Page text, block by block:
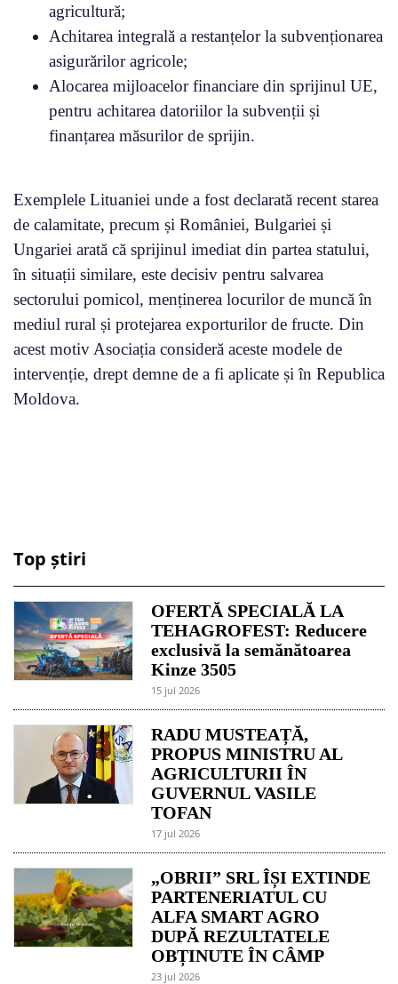
agricultură;
Achitarea integrală a restanțelor la subvenționarea
asigurărilor agricole;
Alocarea mijloacelor financiare din sprijinul UE,
pentru achitarea datoriilor la subvenții și
finanțarea măsurilor de sprijin.
Exemplele Lituaniei unde a fost declarată recent starea
de calamitate, precum și României, Bulgariei și
Ungariei arată că sprijinul imediat din partea statului,
în situații similare, este decisiv pentru salvarea
sectorului pomicol, menținerea locurilor de muncă în
mediul rural și protejarea exporturilor de fructe. Din
acest motiv Asociația consideră aceste modele de
intervenție, drept demne de a fi aplicate și în Republica
Moldova.
Top știri
OFERTĂ SPECIALĂ LA
TEHAGROFEST: Reducere
exclusivă la semănătoarea
Kinze 3505
15 jul 2026
RADU MUSTEAȚĂ,
PROPUS MINISTRU AL
AGRICULTURII ÎN
GUVERNUL VASILE
TOFAN
17 jul 2026
„OBRII” SRL ÎȘI EXTINDE
PARTENERIATUL CU
ALFA SMART AGRO
DUPĂ REZULTATELE
OBȚINUTE ÎN CÂMP
23 jul 2026